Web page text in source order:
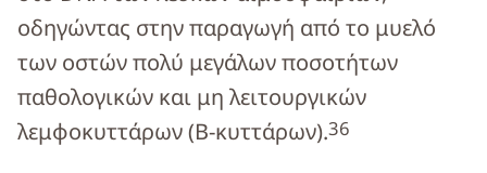
οδηγώντας στην παραγωγή από το μυελό
των οστών πολύ μεγάλων ποσοτήτων
παθολογικών και μη λειτουργικών
λεμφοκυττάρων (B-κυττάρων).36